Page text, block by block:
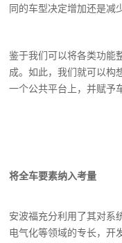
同的车型决定增加还是减
鉴于我们可以将各类功能
成。如此，我们就可以构
一个公共平台上，并赋予
将全车要素纳入考量
安波福充分利用了其对系
电气化等领域的专长，开